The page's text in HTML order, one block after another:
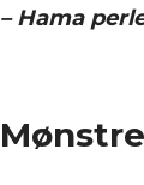
– Hama